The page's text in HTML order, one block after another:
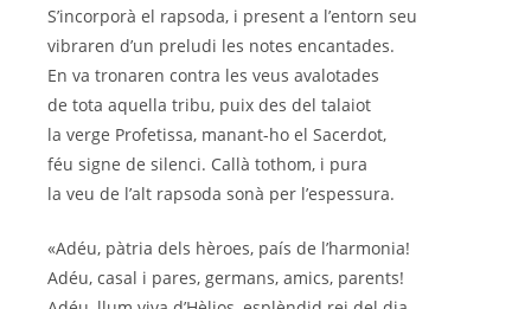
S’incorporà el rapsoda, i present a l’entorn seu
vibraren d’un preludi les notes encantades.
En va tronaren contra les veus avalotades
de tota aquella tribu, puix des del talaiot
la verge Profetissa, manant-ho el Sacerdot,
féu signe de silenci. Callà tothom, i pura
la veu de l’alt rapsoda sonà per l’espessura.
«Adéu, pàtria dels hèroes, país de l’harmonia!
Adéu, casal i pares, germans, amics, parents!